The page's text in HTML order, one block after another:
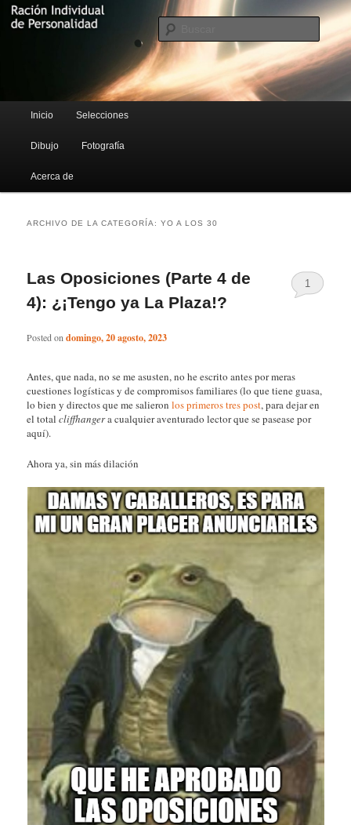
Ración Individual de Personalidad
Blog de Rufus Gefangenen
Buscar
Menú principal
Ir al contenido principal
Ir al contenido secundario
Inicio Selecciones
Dibujo Fotografía
Acerca de
ARCHIVO DE LA CATEGORÍA:YO A LOS 30
Las Oposiciones (Parte 4 de
4): ¿¡Tengo ya La Plaza!?
Posted ondomingo, 20 agosto, 2023
1
Antes, que nada, no se me asusten, no he escrito antes por meras
cuestiones logísticas y de compromisos familiares (lo que tiene guasa,
lo bien y directos que me salieronlos primerostrespost, para dejar en
el totalcliffhangera cualquier aventurado lector que se pasease por
aquí).
Ahora ya, sin más dilación